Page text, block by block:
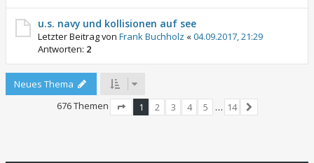
u.s. navy und kollisionen auf see
Letzter Beitrag von Frank Buchholz «04.09.2017, 21:29
Antworten: 2
Neues Thema
676 Themen
1 2 3 4 5 … 14